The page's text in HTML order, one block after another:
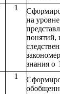
1
на
понятий,
знания о
1